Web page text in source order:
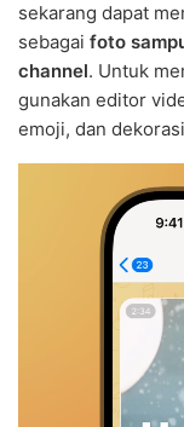
sekarang dapat
sebagai foto
channel. Untuk
gunakan editor
emoji, dan